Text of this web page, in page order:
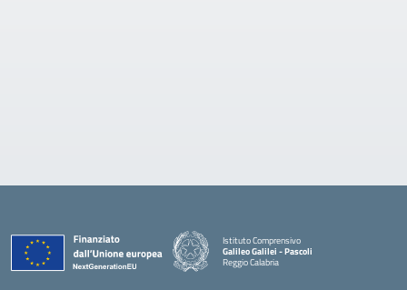
Istituto Comprensivo
Galileo Galilei - Pascoli
Reggio Calabria